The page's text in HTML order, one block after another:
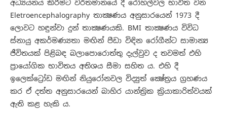
අධ්‍යයනය කිරීමට වර්තමානයේ දී රෝහල්වල භාවිත වන
Eletroencephalography තාක්‍ෂණය අනුසාරයෙන් 1973 දී
ලොවට හඳුන්වා දුන් තාක්‍ෂණයකි. BMI තාක්‍ෂණය විවිධ
ස්නායු අකර්මණ්‍යතා මඟින් පීඩා විඳින රෝගීන්ට සාමාන්‍ය
ජීවිතයක් පිළිබඳ බලාපොරොත්තු දැල්වුව ද තවමත් එහි
ප්‍රායෝගික භාවිතය අතිශය සීමා සහිත ය. එහි දී
ඉලෙක්ට්‍රෝඩ මඟින් නියුරෝනවල විද්‍යුත් ක්‍ෂේත්‍රය ග්‍රහණය
කර ඒ දත්ත අනුසාරයෙන් බාහිර යාන්ත්‍රික ක්‍රියාකාරිත්වයක්
ඇති කළ හැකි ය.